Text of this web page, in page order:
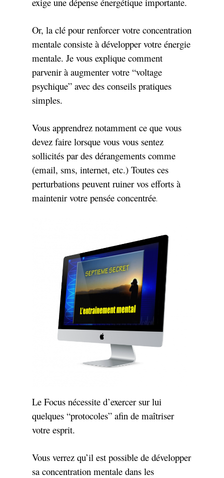
Or, la clé pour renforcer votre concentration
mentale consiste à développer votre énergie
mentale. Je vous explique comment
parvenir à augmenter votre “voltage
psychique” avec des conseils pratiques
simples.
Vous apprendrez notamment ce que vous
devez faire lorsque vous vous sentez
sollicités par des dérangements comme
(email, sms, internet, etc.) Toutes ces
perturbations peuvent ruiner vos efforts à
maintenir votre pensée concentrée.
Le Focus nécessite d’exercer sur lui
quelques “protocoles” afin de maîtriser
votre esprit.
Vous verrez qu’il est possible de développer
sa concentration mentale dans les